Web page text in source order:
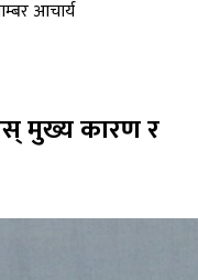
मुख्य कारण र